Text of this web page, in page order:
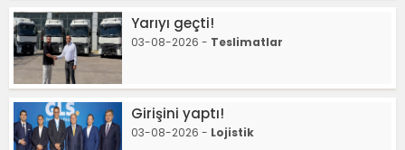
Yarıyı geçti!
03-08-2026 - Teslimatlar
Girişini yaptı!
03-08-2026 - Lojistik